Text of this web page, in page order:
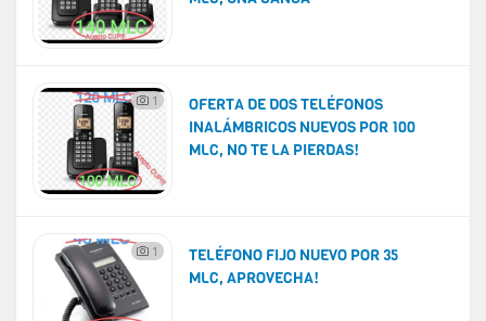
1
OFERTA DE DOS TELÉFONOS
INALÁMBRICOS NUEVOS POR 100
MLC, NO TE LA PIERDAS!
1
TELÉFONO FIJO NUEVO POR 35
MLC, APROVECHA!